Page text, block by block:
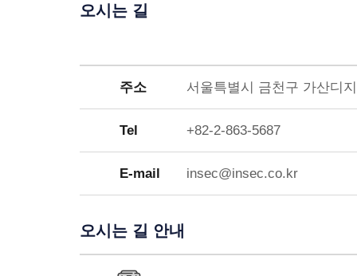
오시는 길
주소 서울특별시 금천구 가산디
Tel +82-2-863-5687
E-mail insec@insec.co.kr
오시는 길 안내